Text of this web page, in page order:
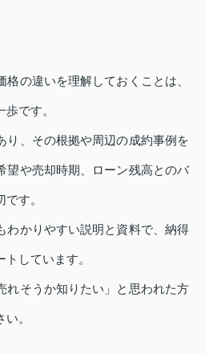
の違いを理解しておくことは、
です。
り、その根拠や周辺の成約事例を
望や売却時期、ローン残高とのバ
す。
わかりやすい説明と資料で、納得
しています。
れそうか知りたい」と思われた方
。